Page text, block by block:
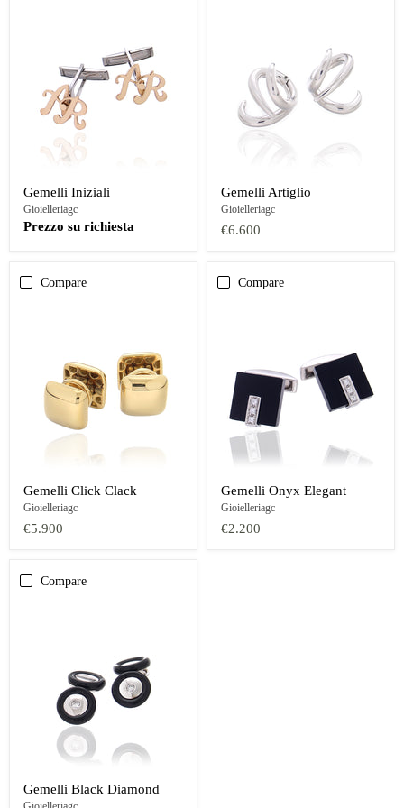
Gemelli Iniziali
Gioielleriagc
Prezzo su richiesta
Gemelli Artiglio
Gioielleriagc
€6.600
Compare
Gemelli Click Clack
Gioielleriagc
€5.900
Compare
Gemelli Onyx Elegant
Gioielleriagc
€2.200
Compare
Gemelli Black Diamond